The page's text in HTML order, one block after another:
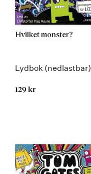
Hvilket monster?
Lydbok (nedlastbar)
129 kr